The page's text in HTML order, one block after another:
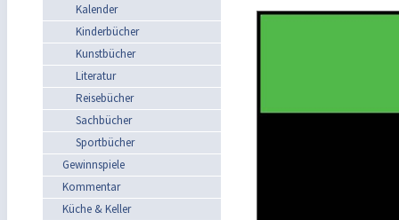
Kalender
Kinderbücher
Kunstbücher
Literatur
Reisebücher
Sachbücher
Sportbücher
Gewinnspiele
Kommentar
Küche & Keller